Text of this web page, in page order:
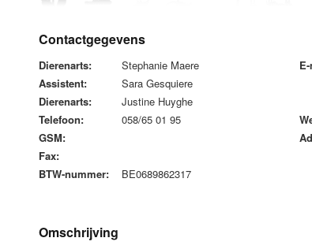
Contactgegevens
Dierenarts:
Stephanie Maere
Assistent:
Sara Gesquiere
Dierenarts:
Justine Huyghe
Telefoon:
058/65 01 95
GSM:
Fax:
BTW-nummer:
BE0689862317
Omschrijving